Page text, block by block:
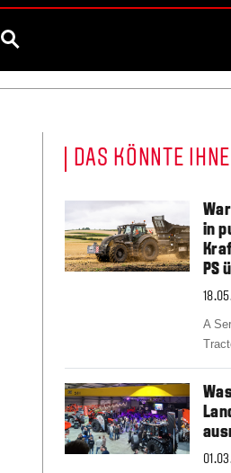
Austria
France
Italy
The
Portugal
Spain
Sweden
United
SUCHE
DAS KÖNNTE
in
PS
A